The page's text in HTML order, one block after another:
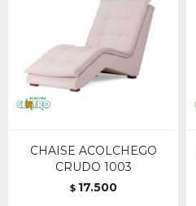
CHAISE ACOLCHEGO
CRUDO 1003
$ 17.500